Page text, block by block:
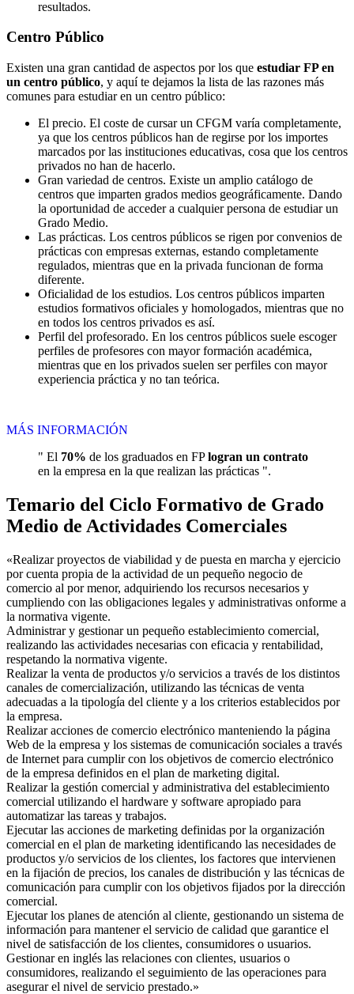
resultados.
Centro Público
Existen una gran cantidad de aspectos por los que estudiar FP en
un centro público, y aquí te dejamos la lista de las razones más
comunes para estudiar en un centro público:
El precio. El coste de cursar un CFGM varía completamente,
ya que los centros públicos han de regirse por los importes
marcados por las instituciones educativas, cosa que los centros
privados no han de hacerlo.
Gran variedad de centros. Existe un amplio catálogo de
centros que imparten grados medios geográficamente. Dando
la oportunidad de acceder a cualquier persona de estudiar un
Grado Medio.
Las prácticas. Los centros públicos se rigen por convenios de
prácticas con empresas externas, estando completamente
regulados, mientras que en la privada funcionan de forma
diferente.
Oficialidad de los estudios. Los centros públicos imparten
estudios formativos oficiales y homologados, mientras que no
en todos los centros privados es así.
Perfil del profesorado. En los centros públicos suele escoger
perfiles de profesores con mayor formación académica,
mientras que en los privados suelen ser perfiles con mayor
experiencia práctica y no tan teórica.
MÁS INFORMACIÓN
" El 70% de los graduados en FPlogran un contrato
en la empresa en la que realizan las prácticas ".
Temario del Ciclo Formativo de Grado
Medio de Actividades Comerciales
«Realizar proyectos de viabilidad y de puesta en marcha y ejercicio
por cuenta propia de la actividad de un pequeño negocio de
comercio al por menor, adquiriendo los recursos necesarios y
cumpliendo con las obligaciones legales y administrativas onforme a
la normativa vigente.
Administrar y gestionar un pequeño establecimiento comercial,
realizando las actividades necesarias con eficacia y rentabilidad,
respetando la normativa vigente.
Realizar la venta de productos y/o servicios a través de los distintos
canales de comercialización, utilizando las técnicas de venta
adecuadas a la tipología del cliente y a los criterios establecidos por
la empresa.
Realizar acciones de comercio electrónico manteniendo la página
Web de la empresa y los sistemas de comunicación sociales a través
de Internet para cumplir con los objetivos de comercio electrónico
de la empresa definidos en el plan de marketing digital.
Realizar la gestión comercial y administrativa del establecimiento
comercial utilizando el hardware y software apropiado para
automatizar las tareas y trabajos.
Ejecutar las acciones de marketing definidas por la organización
comercial en el plan de marketing identificando las necesidades de
productos y/o servicios de los clientes, los factores que intervienen
en la fijación de precios, los canales de distribución y las técnicas de
comunicación para cumplir con los objetivos fijados por la dirección
comercial.
Ejecutar los planes de atención al cliente, gestionando un sistema de
información para mantener el servicio de calidad que garantice el
nivel de satisfacción de los clientes, consumidores o usuarios.
Gestionar en inglés las relaciones con clientes, usuarios o
consumidores, realizando el seguimiento de las operaciones para
asegurar el nivel de servicio prestado.»